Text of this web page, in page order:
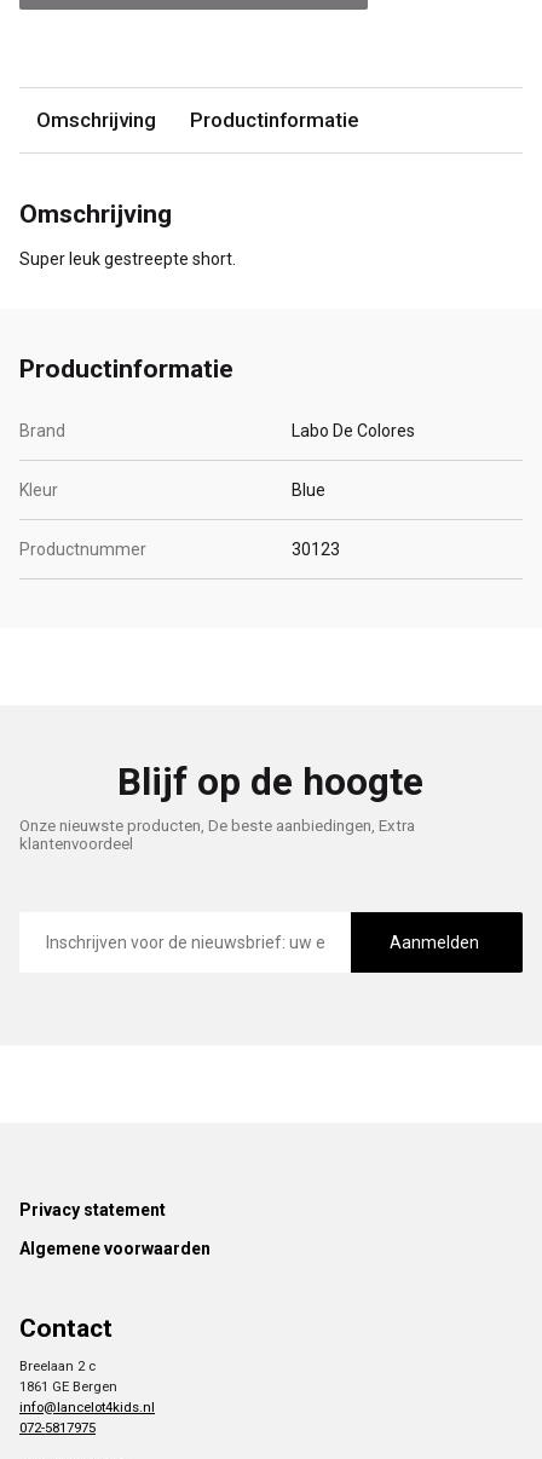
Omschrijving Productinformatie
Omschrijving
Super leuk gestreepte short.
Productinformatie
Brand Labo De Colores
Kleur Blue
Productnummer 30123
Blijf op de hoogte
Onze nieuwste producten, De beste aanbiedingen, Extra
klantenvoordeel
mailadres
Aanmelden
Footer
Privacy statement
Algemene voorwaarden
Contact
Breelaan 2 c
1861 GE Bergen
info@lancelot4kids.nl
072-5817975